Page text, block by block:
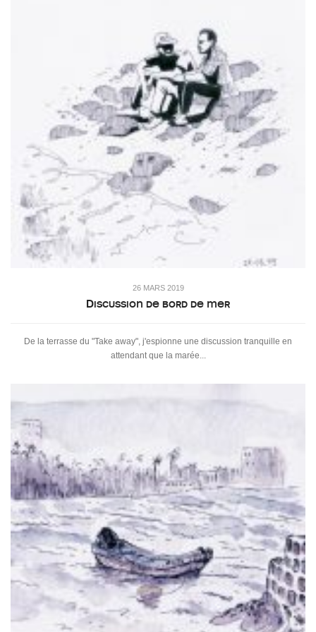
26 MARS 2019
Discussion de bord de mer
De la terrasse du "Take away", j'espionne une discussion tranquille en
attendant que la marée...